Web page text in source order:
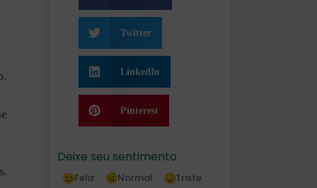
Twitter
LinkedIn
Pinterest
Deixe seu sentimento
Feliz Normal Triste